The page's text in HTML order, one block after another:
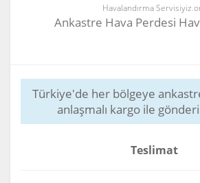
Havalandırma
Ankastre Hava Perdesi
Türkiye'de her bölgeye
anlaşmalı kargo ile
Teslimat